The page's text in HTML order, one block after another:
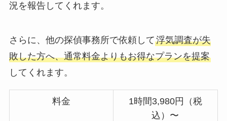
況を報告してくれます。
さらに、他の探偵事務所で依頼して浮気調査が失
敗した方へ、通常料金よりもお得なプランを提案
してくれます。
料金
1時間3,980円（税
込）〜